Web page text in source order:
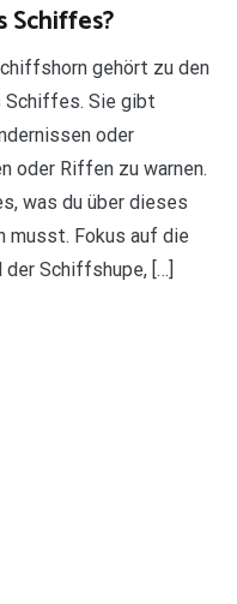
Schiffes?
gehört zu den
Schiffes. Sie gibt
oder
oder Riffen zu warnen.
was du über dieses
musst. Fokus auf die
Schiffshupe, […]